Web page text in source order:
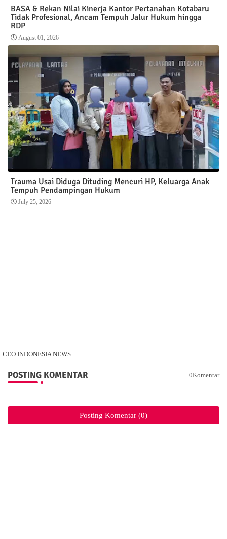
BASA & Rekan Nilai Kinerja Kantor Pertanahan Kotabaru
Tidak Profesional, Ancam Tempuh Jalur Hukum hingga
RDP
August 01, 2026
Trauma Usai Diduga Dituding Mencuri HP, Keluarga Anak
Tempuh Pendampingan Hukum
July 25, 2026
CEO INDONESIA NEWS
POSTING KOMENTAR 0Komentar
Posting Komentar (0)